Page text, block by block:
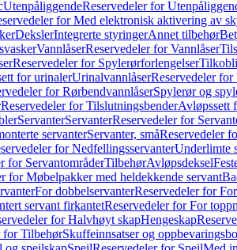
UtenpåliggendeReservedeler for
for Med elektronisk aktivering av
DekslerIntegrerte styringerAnnet tilbehør
VannlåserReservedeler for Vannlåser
Reservedeler for Spylerørforlengelser
for urinalerUrinalvannlåserReservedeler
for RørbendvannlåserSpylerør og
Reservedeler for TilslutningsbenderAvløpssett
ServanterServanterReservedeler for
servanterServanter, småReservedeler
for NedfellingsservanterUnderlimte
for ServantområderTilbehørAvløpsdeksel
for Møbelpakker med heldekkende servant
For dobbelservanterReservedeler for
servant firkantetReservedeler for For
for Halvhøyt skapHengeskap
for TilbehørSkuffeinnsatser og